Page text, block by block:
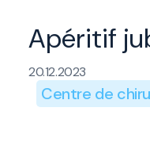
Apéritif
20.12.2023
Centre de